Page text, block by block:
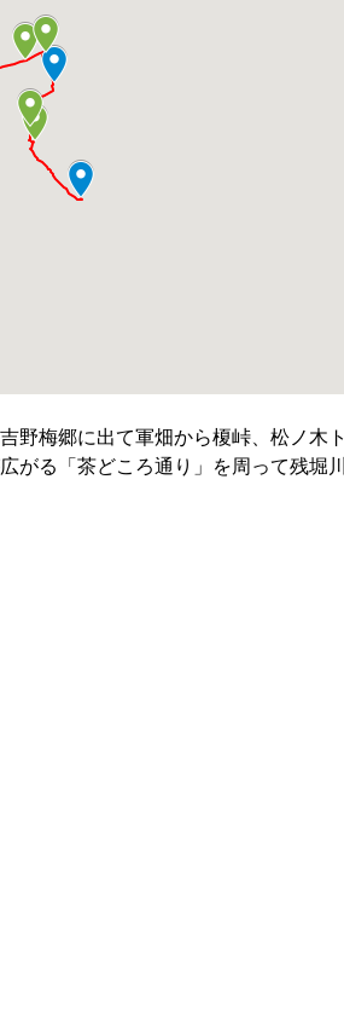
野梅郷に出て軍畑から榎峠、松ノ木ト
がる「茶どころ通り」を周って残堀川